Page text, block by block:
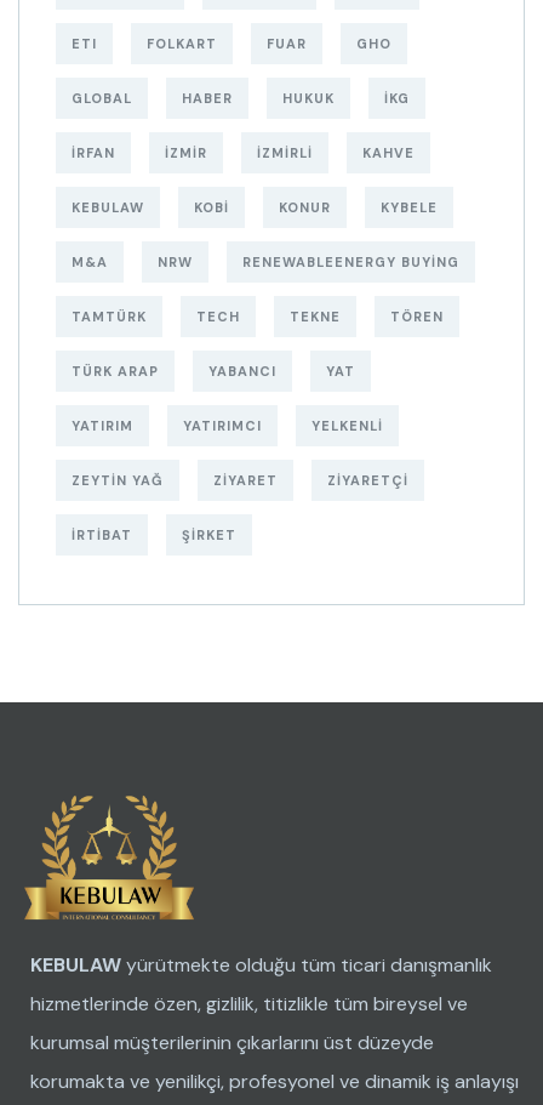
ETI FOLKART FUAR GHO
GLOBAL HABER HUKUK IKG
IRFAN IZMIR IZMIRLI KAHVE
KEBULAW KOBI KONUR KYBELE
M&A NRW RENEWABLEENERGY BUYING
TAMTÜRK TECH TEKNE TÖREN
TÜRK ARAP YABANCI YAT
YATIRIM YATIRIMCI YELKENLI
ZEYTIN YAĞ ZIYARET ZIYARETÇI
İRTIBAT ŞIRKET
KEBULAWyürütmekte olduğu tüm ticari danışmanlık
hizmetlerinde özen, gizlilik, titizlikle tüm bireysel ve
kurumsal müşterilerinin çıkarlarını üst düzeyde
korumakta ve yenilikçi, profesyonel ve dinamik iş anlayışı